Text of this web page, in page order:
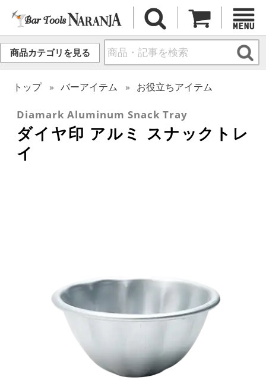
商品カテゴリを見る
トップ バーアイテム お役立ちアイテム
Diamark Aluminum Snack Tray
ダイヤ印 アルミ スナックトレ
イ